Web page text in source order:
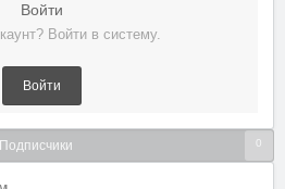
Войти
Войти в систему.
Войти
Подписчики 0